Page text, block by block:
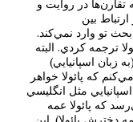
تقارن‌ها در روايت و
بين
تو وارد نمي‌كند.
ترجمه كردي. البته
زبان اسپانيايي)
كه پائولا خواهر
اسپانيايي مثل انگليسي
كه پائولا عمه